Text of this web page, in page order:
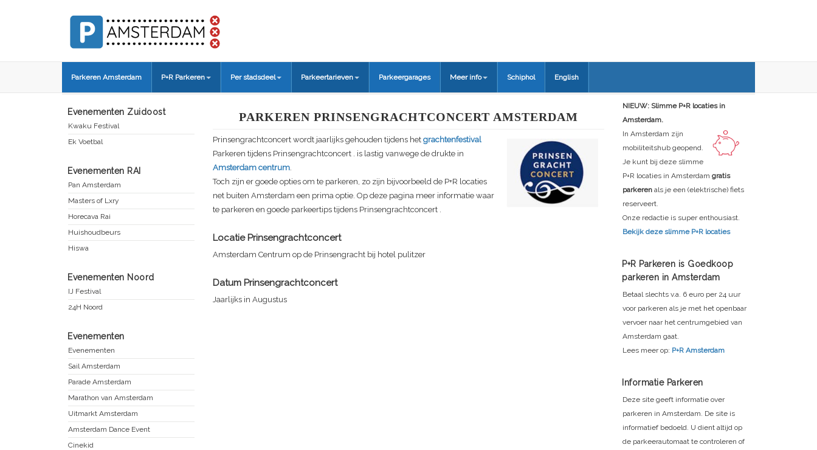
Parkeren Amsterdam P+R Parkeren Per stadsdeel Parkeertarieven Parkeergarages Meer info Schiphol English
PARKEREN PRINSENGRACHTCONCERT AMSTERDAM
Prinsengrachtconcert wordt jaarlijks gehouden tijdens het grachtenfestival
Parkeren tijdens Prinsengrachtconcert . is lastig vanwege de drukte in
Amsterdam centrum
Toch zijn er goede opties om te parkeren, zo zijn bijvoorbeeld de P+R locaties
net buiten Amsterdam een prima optie. Op deze pagina meer informatie waar
te parkeren en goede parkeertips tijdens Prinsengrachtconcert
Locatie Prinsengrachtconcert
Amsterdam Centrum op de Prinsengracht bij hotel pulitzer
Datum Prinsengrachtconcert
Jaarlijks in Augustus
Evenementen Zuidoost
Kwaku Festival
Ek Voetbal
Evenementen RAI
Pan Amsterdam
Masters of Lxry
Horecava Rai
Huishoudbeurs
Hiswa
Evenementen Noord
IJ Festival
24H Noord
Evenementen
Evenementen
Sail Amsterdam
Parade Amsterdam
Marathon van Amsterdam
Uitmarkt Amsterdam
Amsterdam Dance Event
Cinekid
NIEUW: Slimme P+R locaties in
Amsterdam.
In Amsterdam zijn
mobiliteitshub geopend.
Je kunt bij deze slimme
P+R locaties in Amsterdam gratis
parkeren als je een (elektrische) fiets
reserveert.
Onze redactie is super enthousiast.
Bekijk deze slimme P+R locaties
P+R Parkeren is Goedkoop
parkeren in Amsterdam
Betaal slechts v.a. 6 euro per 24 uur
voor parkeren als je met het openbaar
vervoer naar het centrumgebied van
Amsterdam gaat.
Lees meer op: P+R Amsterdam
Informatie Parkeren
Deze site geeft informatie over
parkeren in Amsterdam. De site is
informatief bedoeld. U dient altijd op
de parkeerautomaat te controleren of